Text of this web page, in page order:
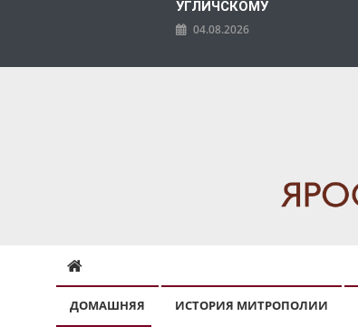
УГЛИЧСКОМУ
04.08.2026
ДОМАШНЯЯ ИСТОРИЯ МИТРОПОЛИИ